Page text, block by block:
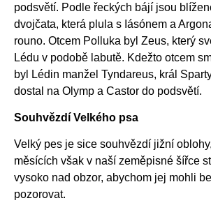
podsvětí. Podle řeckých bájí jsou
dvojčata, která plula s Iásónem a
rouno. Otcem Polluka byl Zeus, který
Lédu v podobě labutě. Kdežto otcem
byl Lédin manžel Tyndareus, král
dostal na Olymp a Castor do podsvětí.
Souhvězdí Velkého psa
Velký pes je sice souhvězdí jižní
měsících však v naší zeměpisné šířce
vysoko nad obzor, abychom jej mohli
pozorovat.